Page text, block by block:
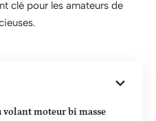
clé pour les amateurs de
volant moteur bi masse